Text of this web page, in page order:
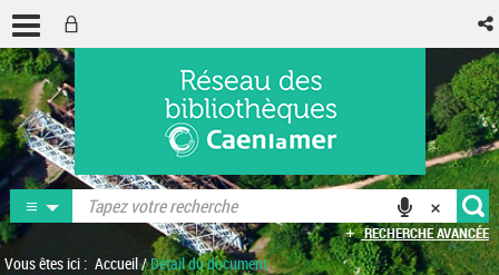
RECHERCHE AVANCÉE
Vous êtes ici : Accueil/Détail du document